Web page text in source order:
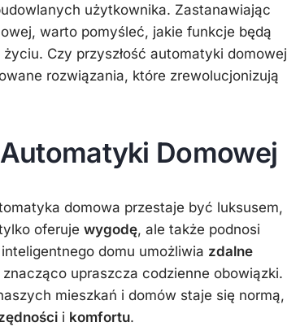
użytkownika. Zastanawiając
warto pomyśleć, jakie funkcje będą
Czy przyszłość automatyki domowej
rozwiązania, które zrewolucjonizują
Domowej
domowa przestaje być luksusem,
oferuje wygodę, ale także podnosi
domu umożliwia zdalne
upraszcza codzienne obowiązki.
mieszkań i domów staje się normą,
i komfortu.